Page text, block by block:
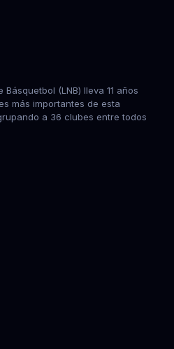
(LNB) lleva 11 años
más importantes de esta
a 36 clubes entre todos